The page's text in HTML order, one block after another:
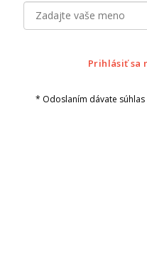
Prihlásiť sa
* Odoslaním dávate